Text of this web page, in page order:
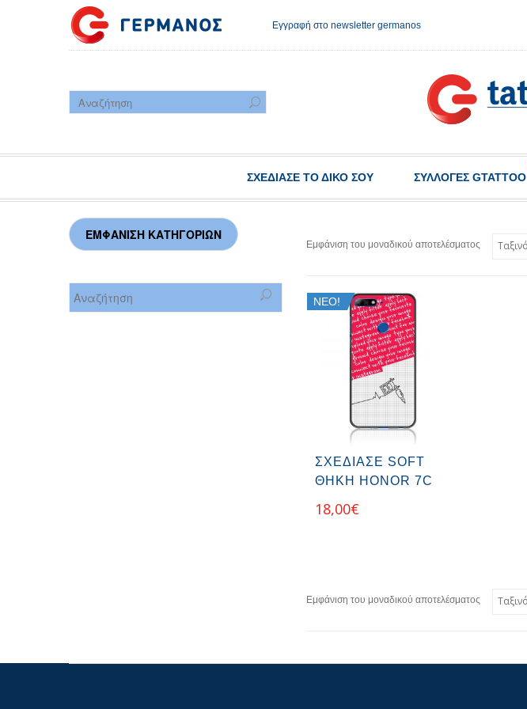
Εγγραφή στο newsletter germanos
ΣΧΕΔΊΑΣΕ ΤΟ ΔΙΚΌ ΣΟΥ ΣΥΛΛΟΓΈΣ GTATTOO
Εμφάνιση του μοναδικού αποτελέσματος
ΝΕΟ!
ΣΧΕΔΊΑΣΕ SOFT
ΘΉΚΗ HONOR 7C
18,00€
Εμφάνιση του μοναδικού αποτελέσματος